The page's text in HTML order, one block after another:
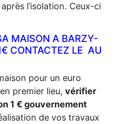
l’isolation. Ceux-ci
MAISON A BARZY-
CONTACTEZ LE AU
pour un euro
premier lieu, vérifier
1 € gouvernement
de vos travaux